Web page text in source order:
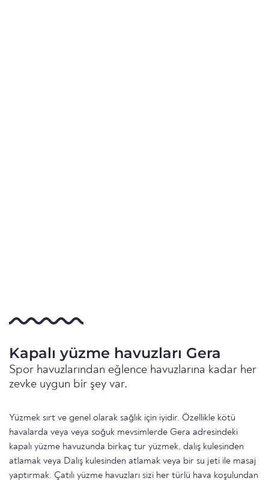
Kapalı yüzme havuzları Gera
Spor havuzlarından eğlence havuzlarına kadar her
zevke uygun bir şey var.
Yüzmek sırt ve genel olarak sağlık için iyidir. Özellikle kötü
havalarda veya veya soğuk mevsimlerde Gera adresindeki
kapalı yüzme havuzunda birkaç tur yüzmek, dalış kulesinden
atlamak veya Dalış kulesinden atlamak veya bir su jeti ile masaj
yaptırmak. Çatılı yüzme havuzları sizi her türlü hava koşulundan